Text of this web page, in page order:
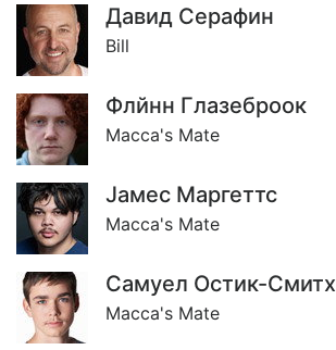
Давид Серафин
Bill
Флйнн Глазеброок
Macca's Mate
Jамес Маргеттс
Macca's Mate
Самуел Остик-Смитх
Macca's Mate